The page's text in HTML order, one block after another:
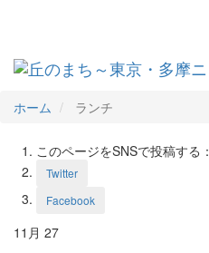
ホーム ランチ
このページをSNSで投稿する：
Twitter
Facebook
11月 27